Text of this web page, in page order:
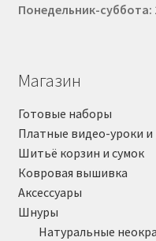
Понедельник-суббота:
Магазин
Готовые наборы
Платные видео-уроки и
Шитьё корзин и сумок
Ковровая вышивка
Аксессуары
Шнуры
Натуральные